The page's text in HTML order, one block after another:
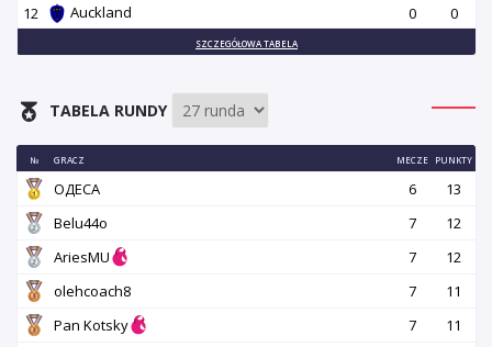
12
Auckland 0 0
SZCZEGÓŁOWA TABELA
TABELA RUNDY
№ GRACZ MECZE PUNKTY
OДЕСА 6
13
Belu44o
7
12
AriesMU
7
12
olehcoach8
7
11
Pan Kotsky
7
11